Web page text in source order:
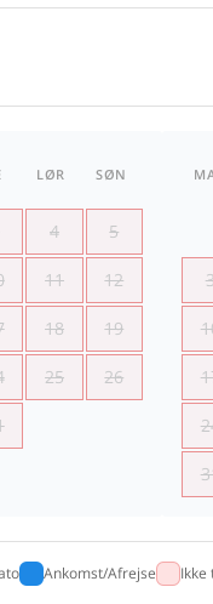
LØR SØN
4 5
11 12
18 19
25 26
Ankomst/Afrejse Ikke